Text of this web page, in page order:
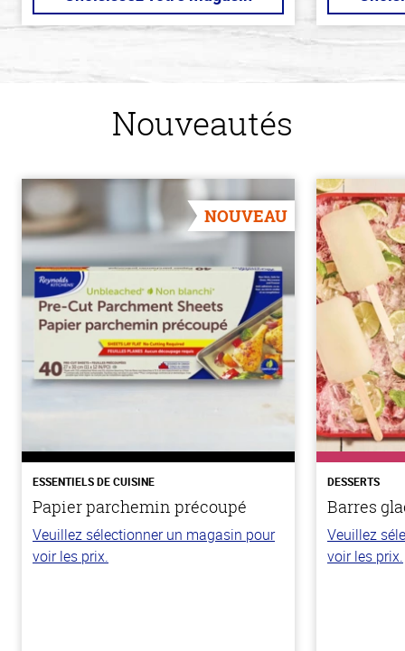
Nouveautés
NOUVEAU
ESSENTIELS DE CUISINE
Papier parchemin précoupé
Veuillez sélectionner un magasin pour
voir les prix.
DESSERTS
Barres
Veuillez
voir les prix.